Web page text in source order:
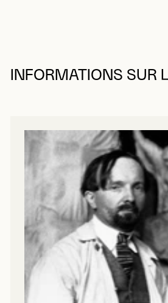
INFORMATIONS SUR